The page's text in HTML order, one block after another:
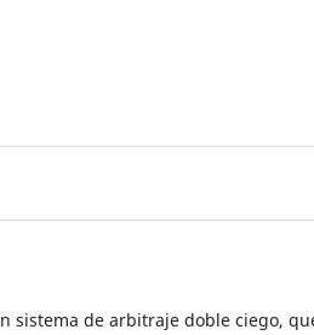
sistema de arbitraje doble ciego,